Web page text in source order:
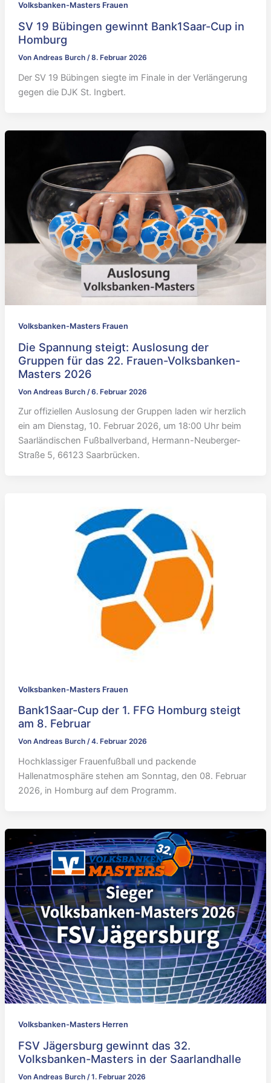
Volksbanken-Masters Frauen
SV 19 Bübingen gewinnt Bank1Saar-Cup in
Homburg
Von Andreas Burch /8. Februar 2026
Der SV 19 Bübingen siegte im Finale in der Verlängerung
gegen die DJK St. Ingbert.
Volksbanken-Masters Frauen
Die Spannung steigt: Auslosung der
Gruppen für das 22. Frauen-Volksbanken-
Masters 2026
Von Andreas Burch /6. Februar 2026
Zur offiziellen Auslosung der Gruppen laden wir herzlich
ein am Dienstag, 10. Februar 2026, um 18:00 Uhr beim
Saarländischen Fußballverband, Hermann-Neuberger-
Straße 5, 66123 Saarbrücken.
Volksbanken-Masters Frauen
Bank1Saar-Cup der 1. FFG Homburg steigt
am 8. Februar
Von Andreas Burch /4. Februar 2026
Hochklassiger Frauenfußball und packende
Hallenatmosphäre stehen am Sonntag, den 08. Februar
2026, in Homburg auf dem Programm.
Volksbanken-Masters Herren
FSV Jägersburg gewinnt das 32.
Volksbanken-Masters in der Saarlandhalle
Von Andreas Burch /1. Februar 2026